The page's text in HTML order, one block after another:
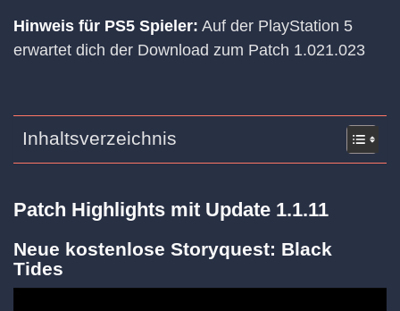
Hinweis für PS5 Spieler: Auf der PlayStation 5
erwartet dich der Download zum Patch 1.021.023
Inhaltsverzeichnis
Patch Highlights mit Update 1.1.11
Neue kostenlose Storyquest: Black
Tides